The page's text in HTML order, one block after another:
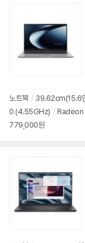
노트북 / 39.62cm(15.6
0 (4.55GHz) /
779,000원